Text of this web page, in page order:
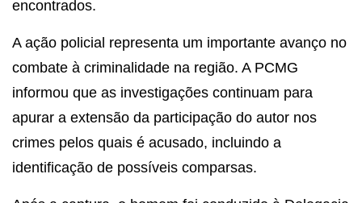
encontrados.
A ação policial representa um importante avanço no
combate à criminalidade na região. A PCMG
informou que as investigações continuam para
apurar a extensão da participação do autor nos
crimes pelos quais é acusado, incluindo a
identificação de possíveis comparsas.